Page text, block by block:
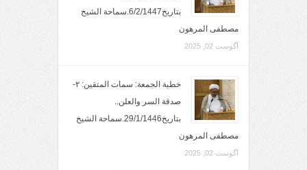
بتاريخ6/2/1447.سماحة الشيخ
مصطفى المرهون
آگوست 02, 2025
خطبة الجمعة: سمات المتقين: ٢-
صدقة السر والعلن..
بتاريخ29/1/1446.سماحة الشيخ
مصطفى المرهون
آگوست 02, 2025